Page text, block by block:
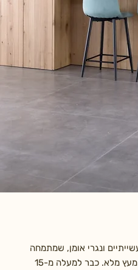
ונגרי אומן, שמתמחה
ביצירה של מטבחים ורהיטים מעץ מלא. כבר למעלה מ-15